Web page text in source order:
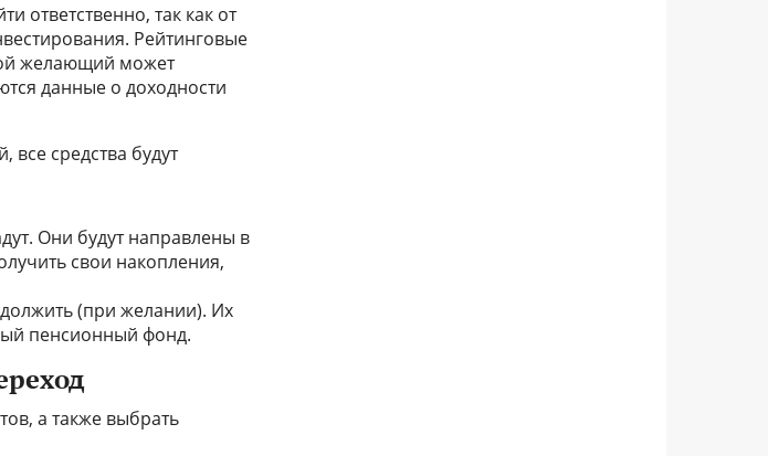
ответственно, так как от
Рейтинговые
желающий может
данные о доходности
средства будут
Они будут направлены в
свои накопления,
(при желании). Их
пенсионный фонд.
а также выбрать